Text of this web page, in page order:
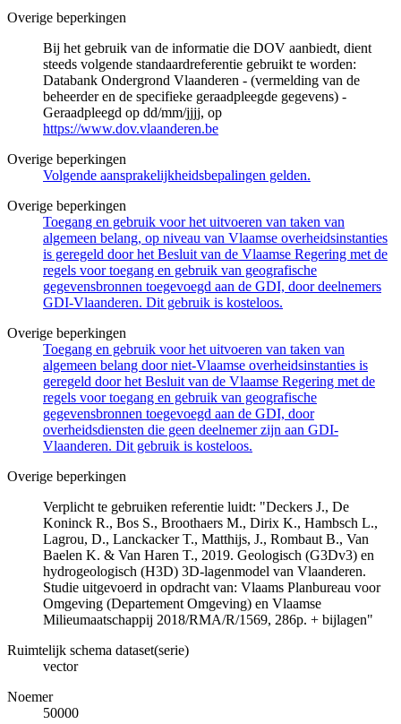
Overige beperkingen
Bij het gebruik van de informatie die DOV aanbiedt, dient
steeds volgende standaardreferentie gebruikt te worden:
Databank Ondergrond Vlaanderen - (vermelding van de
beheerder en de specifieke geraadpleegde gegevens) -
Geraadpleegd op dd/mm/jjjj, op
https://www.dov.vlaanderen.be
Overige beperkingen
Volgende aansprakelijkheidsbepalingen gelden.
Overige beperkingen
Toegang en gebruik voor het uitvoeren van taken van
algemeen belang, op niveau van Vlaamse overheidsinstanties
is geregeld door het Besluit van de Vlaamse Regering met de
regels voor toegang en gebruik van geografische
gegevensbronnen toegevoegd aan de GDI, door deelnemers
GDI-Vlaanderen. Dit gebruik is kosteloos.
Overige beperkingen
Toegang en gebruik voor het uitvoeren van taken van
algemeen belang door niet-Vlaamse overheidsinstanties is
geregeld door het Besluit van de Vlaamse Regering met de
regels voor toegang en gebruik van geografische
gegevensbronnen toegevoegd aan de GDI, door
overheidsdiensten die geen deelnemer zijn aan GDI-
Vlaanderen. Dit gebruik is kosteloos.
Overige beperkingen
Verplicht te gebruiken referentie luidt: "Deckers J., De
Koninck R., Bos S., Broothaers M., Dirix K., Hambsch L.,
Lagrou, D., Lanckacker T., Matthijs, J., Rombaut B., Van
Baelen K. & Van Haren T., 2019. Geologisch (G3Dv3) en
hydrogeologisch (H3D) 3D-lagenmodel van Vlaanderen.
Studie uitgevoerd in opdracht van: Vlaams Planbureau voor
Omgeving (Departement Omgeving) en Vlaamse
Milieumaatschappij 2018/RMA/R/1569, 286p. + bijlagen"
Ruimtelijk schema dataset(serie)
vector
Noemer
50000